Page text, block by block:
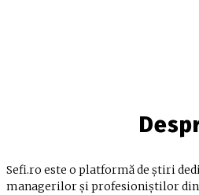
Sefi.ro este o platformă de știri
managerilor și profesioniștilor din